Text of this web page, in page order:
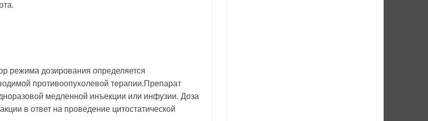
режима дозирования определяется
противоопухолевой терапии.Препарат
медленной инъекции или инфузии. Доза
в ответ на проведение цитостатической